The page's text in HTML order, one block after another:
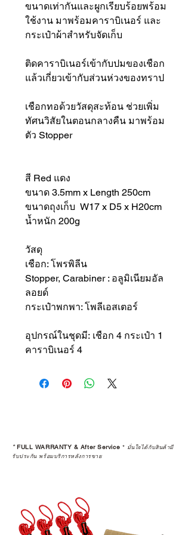
ขนาดเท่ากันและผูกเรียบร้อยพร้อม
ใช้งาน มาพร้อมคาราบิเนอร์ และ
กระเป๋าผ้าสำหรับจัดเก็บ
ติดคาราบิเนอร์เข้ากับปมของเชือก
แล้วเกี่ยวเข้ากับส่วนห่วงของทราป
เชือกทอด้วยวัสดุสะท้อน ช่วยเพิ่ม
ทัศนวิสัยในตอนกลางคืน มาพร้อม
ตัว Stopper
สี Red แดง
ขนาด 3.5mm x Length 250cm
ขนาดถุงเก็บ W17 x D5 x H20cm
น้ำหนัก 200g
วัสดุ
เชือก: โพรพิลีน
Stopper, Carabiner : อลูมิเนียมอัล
ลอยด์
กระเป๋าพกพา: โพลีเอสเตอร์
อุปกรณ์ในชุดมี: เชือก 4 กระเป๋า 1
คาราบิเนอร์ 4
*FULL WARRANTY & After Service * มั่นใจได้กับสินค้ามี
รับประกัน พร้อมบริการหลังการขาย